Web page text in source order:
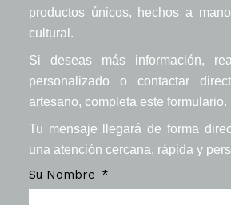
productos únicos, hechos a
cultural.
Si deseas más información,
personalizado o contactar
artesano, completa este formulario.
Tu mensaje llegará de forma
una atención cercana, rápida y
Su Nombre